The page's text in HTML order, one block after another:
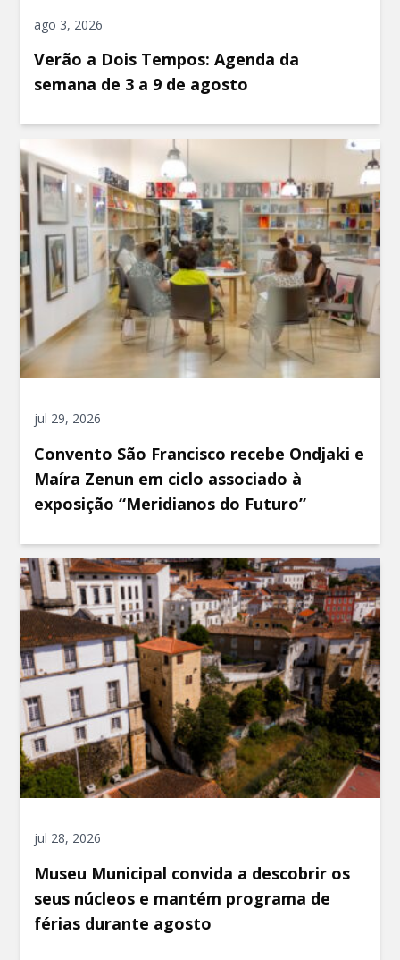
ago 3, 2026
Verão a Dois Tempos: Agenda da
semana de 3 a 9 de agosto
jul 29, 2026
Convento São Francisco recebe Ondjaki e
Maíra Zenun em ciclo associado à
exposição “Meridianos do Futuro”
jul 28, 2026
Museu Municipal convida a descobrir os
seus núcleos e mantém programa de
férias durante agosto